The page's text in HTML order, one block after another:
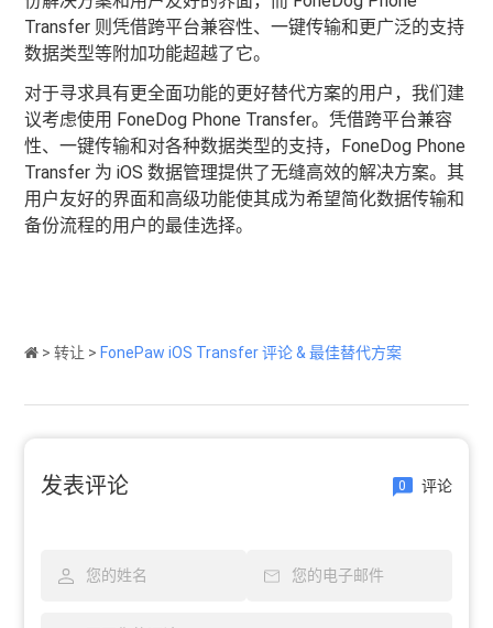
Transfer 则凭借跨平台兼容性、一键传输和更广泛的支持
数据类型等附加功能超越了它。
对于寻求具有更全面功能的更好替代方案的用户，我们建
议考虑使用 FoneDog Phone Transfer。凭借跨平台兼容
性、一键传输和对各种数据类型的支持，FoneDog Phone
Transfer 为 iOS 数据管理提供了无缝高效的解决方案。其
用户友好的界面和高级功能使其成为希望简化数据传输和
备份流程的用户的最佳选择。
>转让 > FonePaw iOS Transfer 评论 & 最佳替代方案
发表评论 0 评论